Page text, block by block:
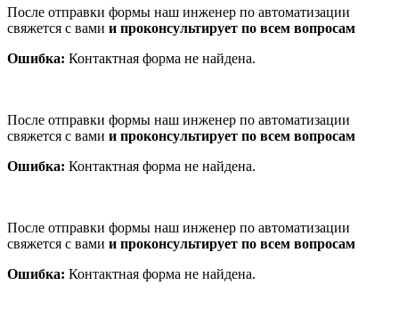
После отправки формы наш инженер по автоматизации
свяжется с вами и проконсультирует по всем вопросам
Ошибка: Контактная форма не найдена.
После отправки формы наш инженер по автоматизации
свяжется с вами и проконсультирует по всем вопросам
Ошибка: Контактная форма не найдена.
После отправки формы наш инженер по автоматизации
свяжется с вами и проконсультирует по всем вопросам
Ошибка: Контактная форма не найдена.